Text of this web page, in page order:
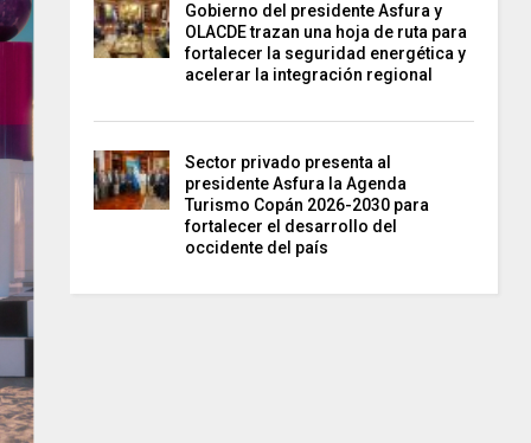
Gobierno del presidente Asfura y
OLACDE trazan una hoja de ruta para
fortalecer la seguridad energética y
acelerar la integración regional
Sector privado presenta al
presidente Asfura la Agenda
Turismo Copán 2026-2030 para
fortalecer el desarrollo del
occidente del país